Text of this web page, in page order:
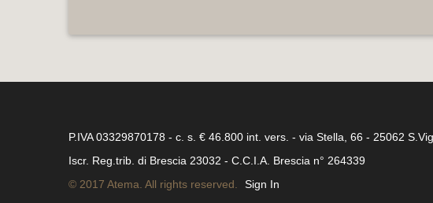
P.IVA 03329870178 - c. s. € 46.800 int. vers. - via Stella, 66 - 25062
Iscr. Reg.trib. di Brescia 23032 - C.C.I.A. Brescia n° 264339
© 2017 Atema. All rights reserved.
Sign In